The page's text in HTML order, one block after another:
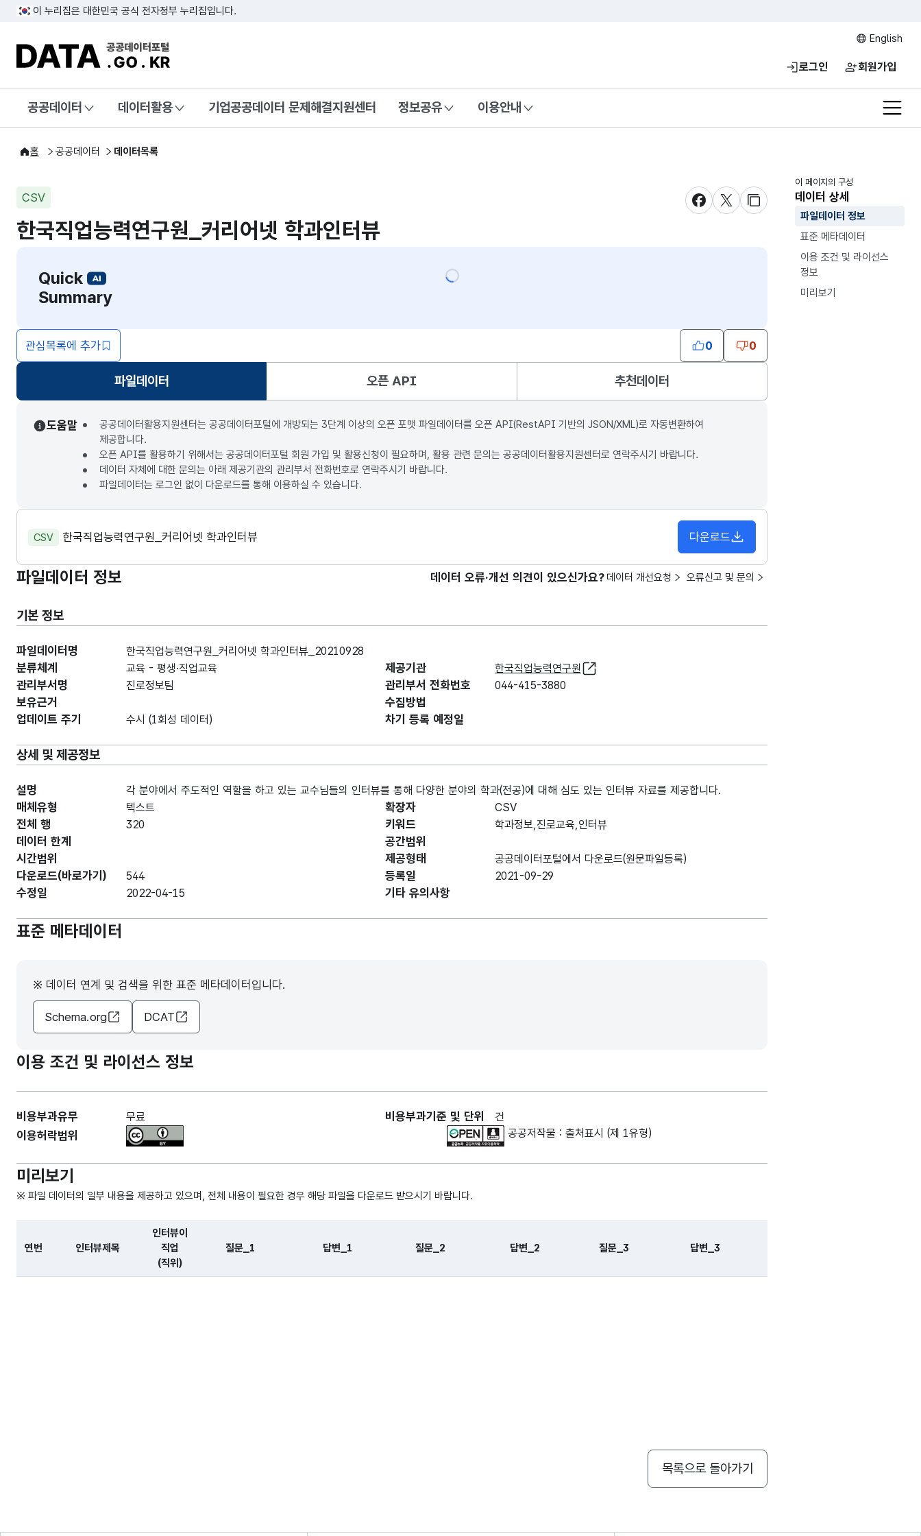
이 누리집은 대한민국 공식 전자정부 누리집입니다.
DATA.GO.KR 공공데이터포털
English
로그인 회원가입
전체
공공데이터 데이터활용 기업공공데이터 문제해결지원센터 정보공유 이용안내
홈 공공데이터 데이터목록
CSV
새창 열림새창 열림새창 열림
한국직업능력연구원_커리어넷 학과인터뷰
Quick
Summary
관심목록에 추가 0 0
파일데이터
선택됨
오픈 API 추천데이터
이 페이지의 구성
데이터 상세
파일데이터 정보
표준 메타데이터
이용 조건 및 라이선스
정보
미리보기
도움말
공공데이터활용지원센터는 공공데이터포털에 개방되는 3단계 이상의 오픈 포맷 파일데이터를 오픈 API(RestAPI 기반의 JSON/XML)로 자동변환하여
제공합니다.
오픈 API를 활용하기 위해서는 공공데이터포털 회원 가입 및 활용신청이 필요하며, 활용 관련 문의는 공공데이터활용지원센터로 연락주시기 바랍니다.
데이터 자체에 대한 문의는 아래 제공기관의 관리부서 전화번호로 연락주시기 바랍니다.
파일데이터는 로그인 없이 다운로드를 통해 이용하실 수 있습니다.
CSV 한국직업능력연구원_커리어넷 학과인터뷰 다운로드
파일데이터 정보 데이터 오류·개선 의견이 있으신가요? 데이터 개선요청 오류신고 및 문의
기본 정보
파일데이터명 한국직업능력연구원_커리어넷 학과인터뷰_20210928
분류체계 교육 - 평생·직업교육 제공기관 한국직업능력연구원
관리부서명 진로정보팀 관리부서 전화번호 044-415-3880
보유근거
수집방법
업데이트 주기
수시 (1회성 데이터) 차기 등록 예정일
상세 및 제공정보
설명 각 분야에서 주도적인 역할을 하고 있는 교수님들의 인터뷰를 통해 다양한 분야의 학과(전공)에 대해 심도 있는 인터뷰 자료를 제공합니다.
매체유형 텍스트 확장자 CSV
전체 행 320 키워드 학과정보,진로교육,인터뷰
데이터 한계
공간범위
시간범위
제공형태 공공데이터포털에서 다운로드(원문파일등록)
다운로드(바로가기) 544 등록일 2021-09-29
수정일 2022-04-15 기타 유의사항
표준 메타데이터
※ 데이터 연계 및 검색을 위한 표준 메타데이터입니다.
Schema.org DCAT
이용 조건 및 라이선스 정보
비용부과유무 무료 비용부과기준 및 단위 건
이용허락범위 공공저작물 : 출처표시 (제 1유형)
미리보기
※ 파일 데이터의 일부 내용을 제공하고 있으며, 전체 내용이 필요한 경우 해당 파일을 다운로드 받으시기 바랍니다.
연번 인터뷰제목
인터뷰이
직업
(직위)
질문_1 답변_1 질문_2 답변_2 질문_3 답변_3
목록으로 돌아가기